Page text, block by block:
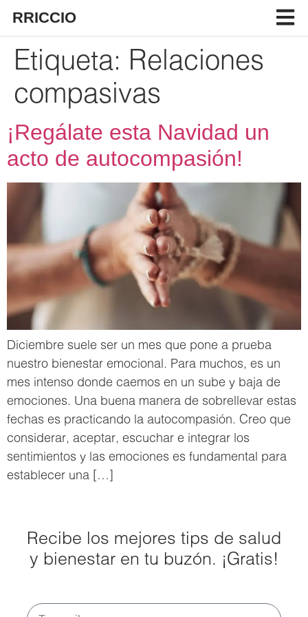
RRICCIO
Etiqueta: Relaciones
compasivas
¡Regálate esta Navidad un
acto de autocompasión!
Diciembre suele ser un mes que pone a prueba
nuestro bienestar emocional. Para muchos, es un
mes intenso donde caemos en un sube y baja de
emociones. Una buena manera de sobrellevar estas
fechas es practicando la autocompasión. Creo que
considerar, aceptar, escuchar e integrar los
sentimientos y las emociones es fundamental para
establecer una […]
Recibe los mejores tips de salud
y bienestar en tu buzón. ¡Gratis!